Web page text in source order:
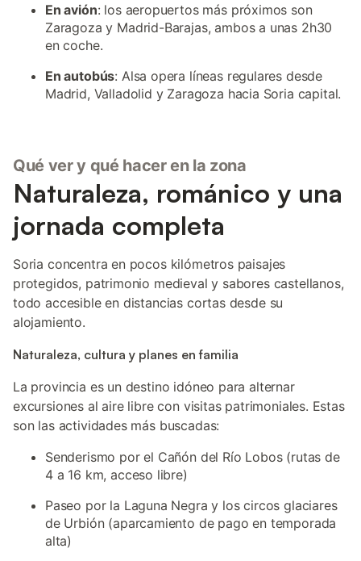
En avión: los aeropuertos más próximos son
Zaragoza y Madrid-Barajas, ambos a unas 2h30
en coche.
En autobús: Alsa opera líneas regulares desde
Madrid, Valladolid y Zaragoza hacia Soria capital.
Qué ver y qué hacer en la zona
Naturaleza, románico y una
jornada completa
Soria concentra en pocos kilómetros paisajes
protegidos, patrimonio medieval y sabores castellanos,
todo accesible en distancias cortas desde su
alojamiento.
Naturaleza, cultura y planes en familia
La provincia es un destino idóneo para alternar
excursiones al aire libre con visitas patrimoniales. Estas
son las actividades más buscadas:
Senderismo por el Cañón del Río Lobos (rutas de
4 a 16 km, acceso libre)
Paseo por la Laguna Negra y los circos glaciares
de Urbión (aparcamiento de pago en temporada
alta)